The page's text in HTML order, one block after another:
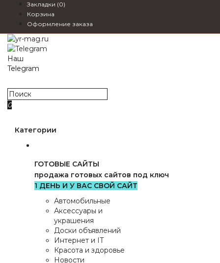
Закладки (0)
Корзина
Оформление заказа
Наш
Telegram
0
Категории
ГОТОВЫЕ САЙТЫ
продажа готовых сайтов под ключ
1 ДЕНЬ И У ВАС СВОЙ САЙТ
Автомобильные
Аксессуары и
украшения
Доски объявлений
Интернет и IT
Красота и здоровье
Новости